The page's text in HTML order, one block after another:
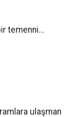
temenni...
ulaşman